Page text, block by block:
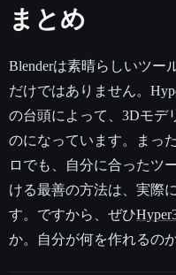
まとめ
Blenderは素晴らしいツー
だけではありません。
の台頭によって、3Dモデ
のになっています。まっ
ロでも、自分に合ったツ
ける最善の方法は、実際
す。ですから、ぜひ
か。自分が何を作れるの